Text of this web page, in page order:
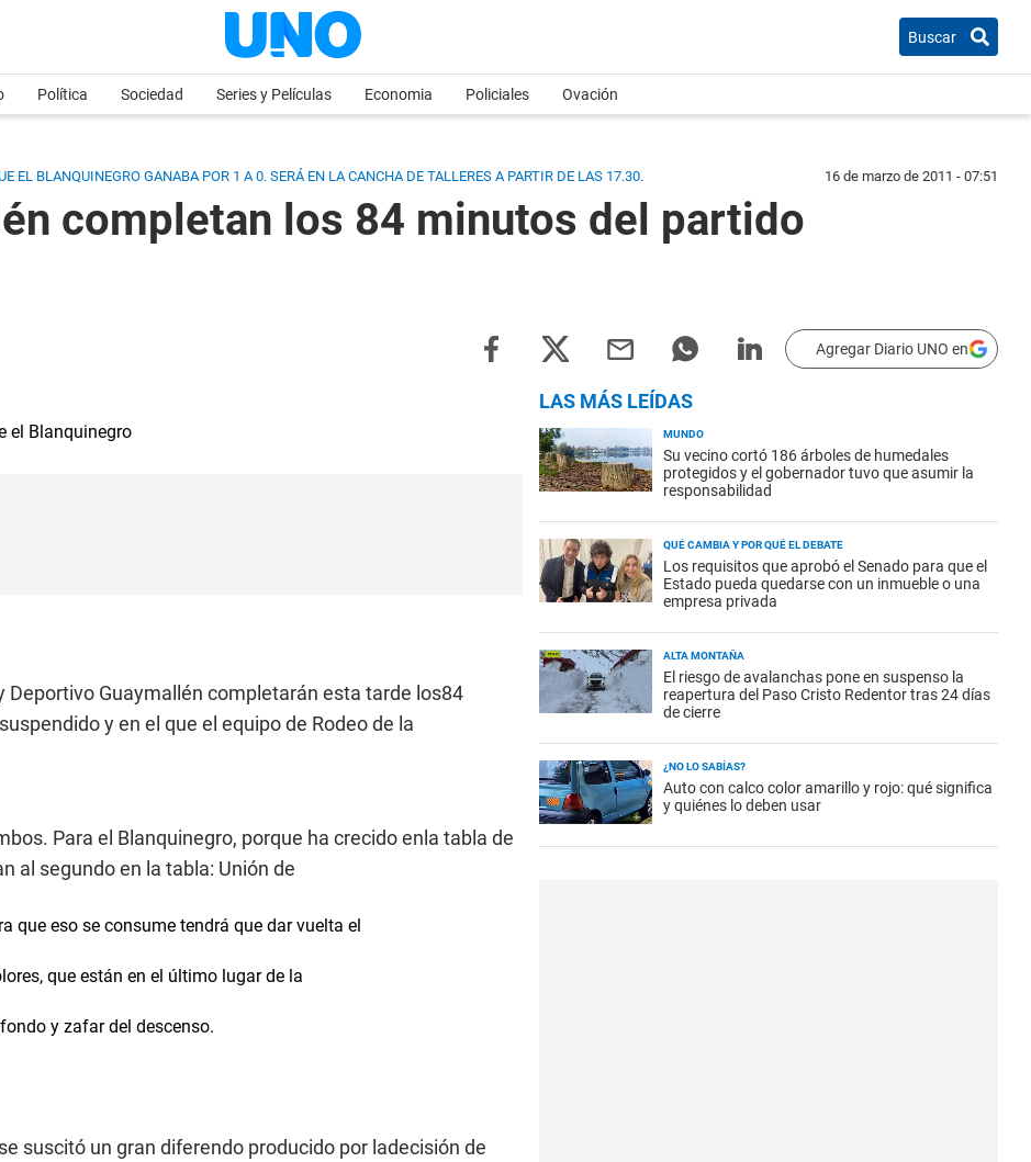
Buscar
Política Sociedad Series y Películas Economia Policiales Ovación
EL BLANQUINEGRO GANABA POR 1 A 0. SERÁ EN LA CANCHA DE TALLERES A PARTIR DE LAS 17.30. 16 de marzo de 2011 - 07:51
completan los 84 minutos del partido
Agregar Diario UNO en
el Blanquinegro
Deportivo Guaymallén completarán esta tarde los84
y en el que el equipo de Rodeo de la
Para el Blanquinegro, porque ha crecido enla tabla de
al segundo en la tabla: Unión de
que eso se consume tendrá que dar vuelta el
que están en el último lugar de la
y zafar del descenso.
suscitó un gran diferendo producido por ladecisión de
LAS MÁS LEÍDAS
MUNDO
Su vecino cortó 186 árboles de humedales
protegidos y el gobernador tuvo que asumir la
responsabilidad
QUÉ CAMBIA Y POR QUÉ EL DEBATE
Los requisitos que aprobó el Senado para que el
Estado pueda quedarse con un inmueble o una
empresa privada
ALTA MONTAÑA
El riesgo de avalanchas pone en suspenso la
reapertura del Paso Cristo Redentor tras 24 días
de cierre
¿NO LO SABÍAS?
Auto con calco color amarillo y rojo: qué significa
y quiénes lo deben usar